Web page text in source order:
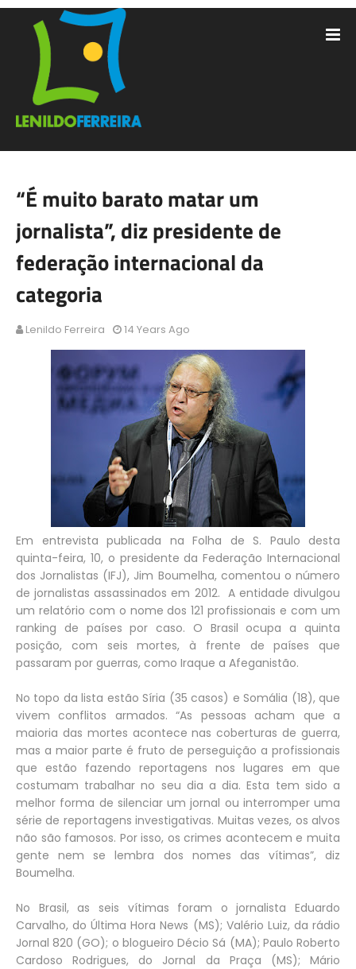
“É muito barato matar um
jornalista”, diz presidente de
federação internacional da
categoria
Lenildo Ferreira 14 Years Ago
Em entrevista publicada na Folha de S. Paulo desta
quinta-feira, 10, o presidente da Federação Internacional
dos Jornalistas (IFJ), Jim Boumelha, comentou o número
de jornalistas assassinados em 2012. A entidade divulgou
um relatório com o nome dos 121 profissionais e com um
ranking de países por caso. O Brasil ocupa a quinta
posição, com seis mortes, à frente de países que
passaram por guerras, como Iraque a Afeganistão.
No topo da lista estão Síria (35 casos) e Somália (18), que
vivem conflitos armados. “As pessoas acham que a
maioria das mortes acontece nas coberturas de guerra,
mas a maior parte é fruto de perseguição a profissionais
que estão fazendo reportagens nos lugares em que
costumam trabalhar no seu dia a dia. Esta tem sido a
melhor forma de silenciar um jornal ou interromper uma
série de reportagens investigativas. Muitas vezes, os alvos
não são famosos. Por isso, os crimes acontecem e muita
gente nem se lembra dos nomes das vítimas”, diz
Boumelha.
No Brasil, as seis vítimas foram o jornalista Eduardo
Carvalho, do Última Hora News (MS); Valério Luiz, da rádio
Jornal 820 (GO); o blogueiro Décio Sá (MA); Paulo Roberto
Cardoso Rodrigues, do Jornal da Praça (MS); Mário